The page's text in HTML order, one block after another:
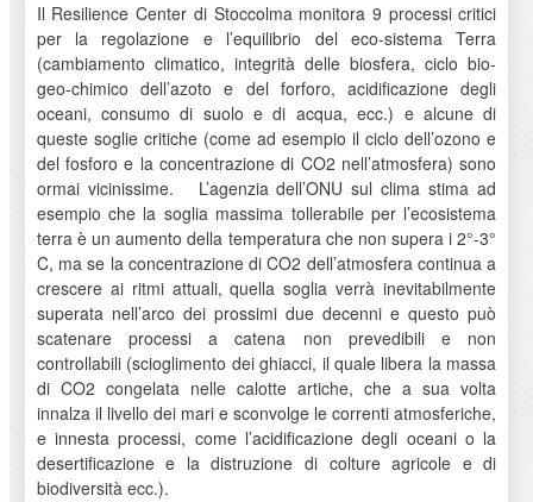
Il Resilience Center di Stoccolma monitora 9 processi critici
per la regolazione e l’equilibrio del eco-sistema Terra
(cambiamento climatico, integrità delle biosfera, ciclo bio-
geo-chimico dell’azoto e del forforo, acidificazione degli
oceani, consumo di suolo e di acqua, ecc.) e alcune di
queste soglie critiche (come ad esempio il ciclo dell’ozono e
del fosforo e la concentrazione di CO2 nell’atmosfera) sono
ormai vicinissime. L’agenzia dell’ONU sul clima stima ad
esempio che la soglia massima tollerabile per l’ecosistema
terra è un aumento della temperatura che non supera i 2°-3°
C, ma se la concentrazione di CO2 dell’atmosfera continua a
crescere ai ritmi attuali, quella soglia verrà inevitabilmente
superata nell’arco dei prossimi due decenni e questo può
scatenare processi a catena non prevedibili e non
controllabili (scioglimento dei ghiacci, il quale libera la massa
di CO2 congelata nelle calotte artiche, che a sua volta
innalza il livello dei mari e sconvolge le correnti atmosferiche,
e innesta processi, come l’acidificazione degli oceani o la
desertificazione e la distruzione di colture agricole e di
biodiversità ecc.).